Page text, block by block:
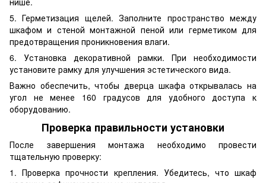
5. Герметизация щелей. Заполните пространство между
шкафом и стеной монтажной пеной или герметиком для
предотвращения проникновения влаги.
6. Установка декоративной рамки. При необходимости
установите рамку для улучшения эстетического вида.
Важно обеспечить, чтобы дверца шкафа открывалась на
угол не менее 160 градусов для удобного доступа к
оборудованию.
Проверка правильности установки
После завершения монтажа необходимо провести
тщательную проверку:
1. Проверка прочности крепления. Убедитесь, что шкаф